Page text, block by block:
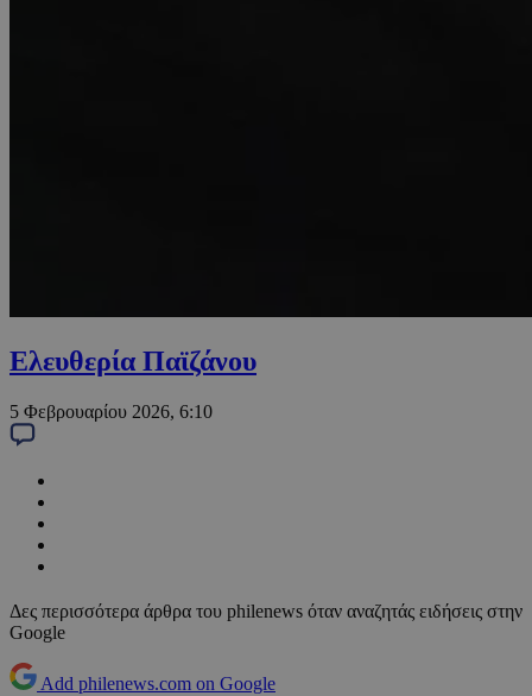
Ελευθερία Παϊζάνου
5 Φεβρουαρίου 2026, 6:10
Δες περισσότερα άρθρα του philenews όταν αναζητάς ειδήσεις στην
Google
Add philenews.com on Google